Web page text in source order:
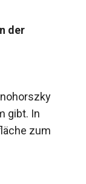
der
gibt. In
zum